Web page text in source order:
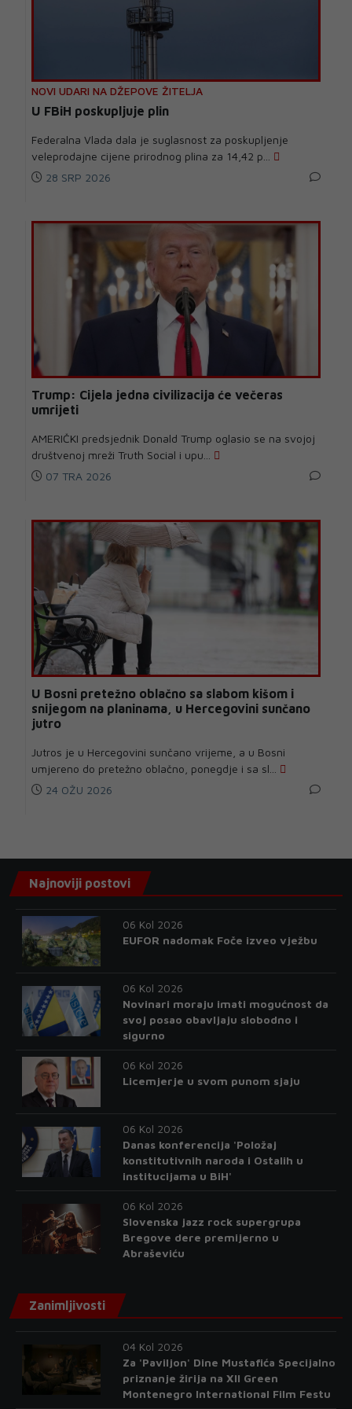
NOVI UDARI NA DŽEPOVE ŽITELJA
U FBiH poskupljuje plin
Federalna Vlada dala je suglasnost za poskupljenje
veleprodajne cijene prirodnog plina za 14,42 p...
28 SRP 2026
Trump: Cijela jedna civilizacija će večeras
umrijeti
AMERIČKI predsjednik Donald Trump oglasio se na svojoj
društvenoj mreži Truth Social i upu...
07 TRA 2026
U Bosni pretežno oblačno sa slabom kišom i
snijegom na planinama, u Hercegovini sunčano
jutro
Jutros je u Hercegovini sunčano vrijeme, a u Bosni
umjereno do pretežno oblačno, ponegdje i sa sl...
24 OŽU 2026
Najnoviji postovi
06 Kol 2026
EUFOR nadomak Foče izveo vježbu
06 Kol 2026
Novinari moraju imati mogućnost da
svoj posao obavljaju slobodno i
sigurno
06 Kol 2026
Licemjerje u svom punom sjaju
06 Kol 2026
Danas konferencija 'Položaj
konstitutivnih naroda i Ostalih u
institucijama u BiH'
06 Kol 2026
Slovenska jazz rock supergrupa
Bregove dere premijerno u
Abraševiću
Zanimljivosti
04 Kol 2026
Za 'Paviljon' Dine Mustafića Specijalno
priznanje žirija na XII Green
Montenegro International Film Festu